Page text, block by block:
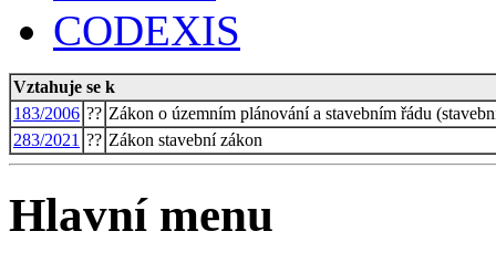
CODEXIS
Vztahuje se k
183/2006 ?? Zákon o územním plánování a stavebním řádu
283/2021 ?? Zákon stavební zákon
Hlavní menu